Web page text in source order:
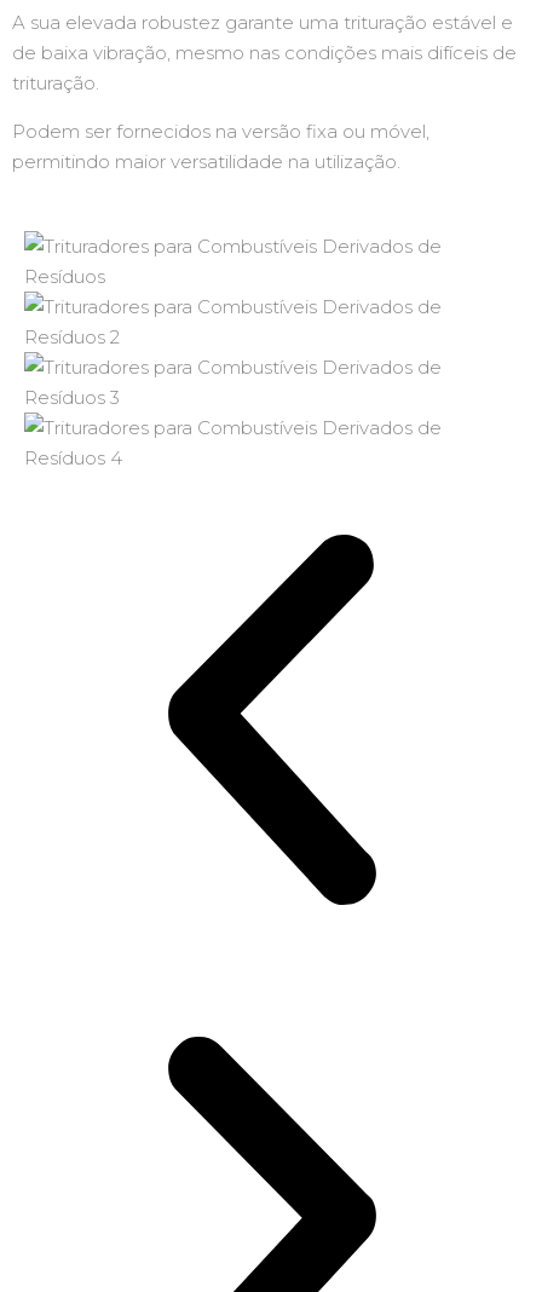
A sua elevada robustez garante uma trituração estável e
de baixa vibração, mesmo nas condições mais difíceis de
trituração.
Podem ser fornecidos na versão fixa ou móvel,
permitindo maior versatilidade na utilização.